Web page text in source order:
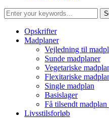
Opskrifter
Madplaner
Vejledning til
Sunde madplaner
Vegetariske
Flexitariske
Single madplan
Basislager
Få tilsendt madplan
Livsstilsforløb